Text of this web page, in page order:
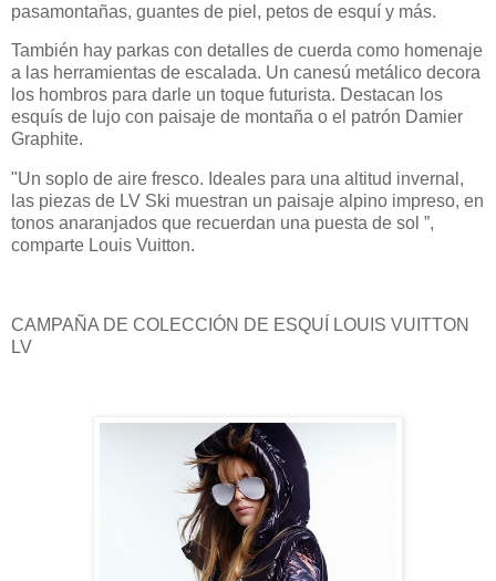
pasamontañas, guantes de piel, petos de esquí y más.
También hay parkas con detalles de cuerda como homenaje
a las herramientas de escalada. Un canesú metálico decora
los hombros para darle un toque futurista. Destacan los
esquís de lujo con paisaje de montaña o el patrón Damier
Graphite.
"Un soplo de aire fresco. Ideales para una altitud invernal,
las piezas de LV Ski muestran un paisaje alpino impreso, en
tonos anaranjados que recuerdan una puesta de sol ”,
comparte Louis Vuitton.
CAMPAÑA DE COLECCIÓN DE ESQUÍ LOUIS VUITTON
LV